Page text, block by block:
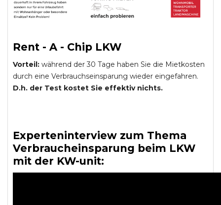
Rent - A - Chip LKW
Vorteil: während der 30 Tage haben Sie die Mietkosten
durch eine Verbrauchseinsparung wieder eingefahren.
D.h. der Test kostet Sie effektiv nichts.
Experteninterview zum Thema
Verbraucheinsparung beim LKW
mit der KW-unit: